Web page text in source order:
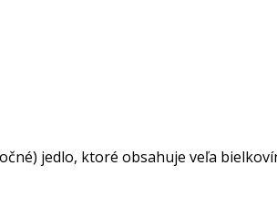
jedlo, ktoré obsahuje veľa